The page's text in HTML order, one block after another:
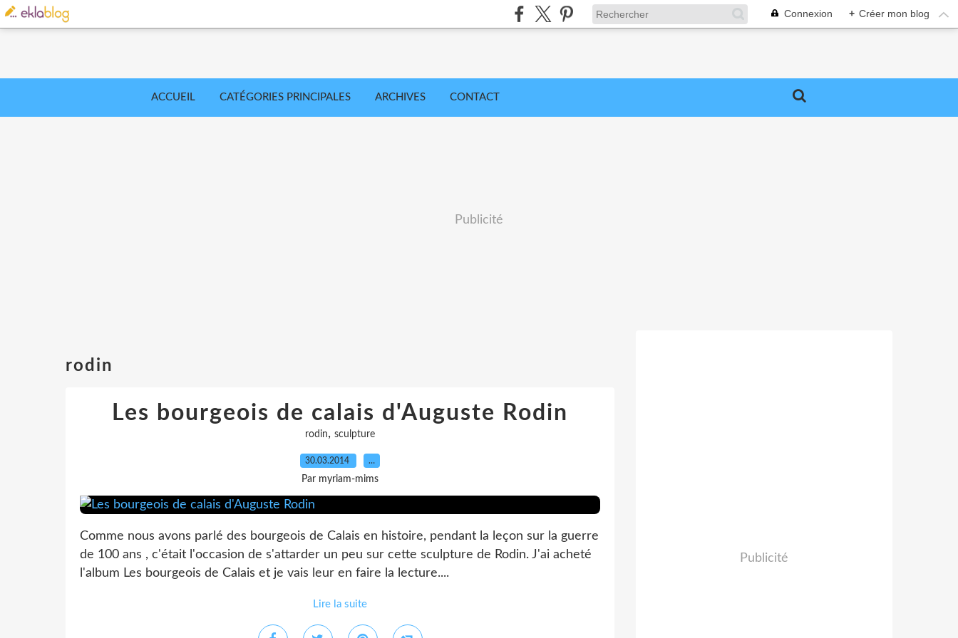
Connexion + Créer mon blog
ACCUEIL CATÉGORIES PRINCIPALES ARCHIVES CONTACT
Publicité
rodin
Les bourgeois de calais d'Auguste Rodin
rodin, sculpture
30.03.2014 …
Par myriam-mims
Comme nous avons parlé des bourgeois de Calais en histoire, pendant la leçon sur la guerre
de 100 ans , c'était l'occasion de s'attarder un peu sur cette sculpture de Rodin. J'ai acheté
l'album Les bourgeois de Calais et je vais leur en faire la lecture....
Lire la suite
Publicité